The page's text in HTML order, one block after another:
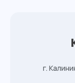
г.